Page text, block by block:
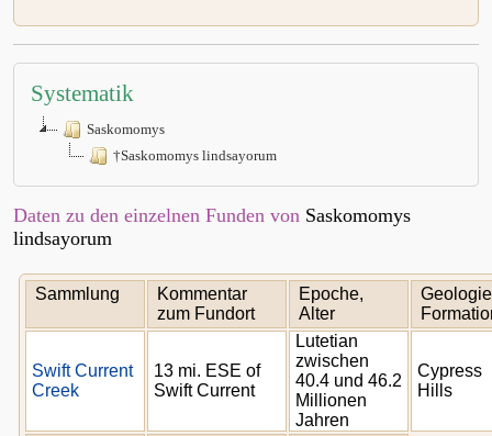
Systematik
Saskomomys
†Saskomomys lindsayorum
Daten zu den einzelnen Funden von Saskomomys
lindsayorum
Sammlung
Kommentar
zum Fundort
Epoche,
Alter
Swift Current
Creek
13 mi. ESE of
Swift Current
Lutetian
zwischen
40.4 und 46.2
Millionen
Jahren
Cypress
Hills